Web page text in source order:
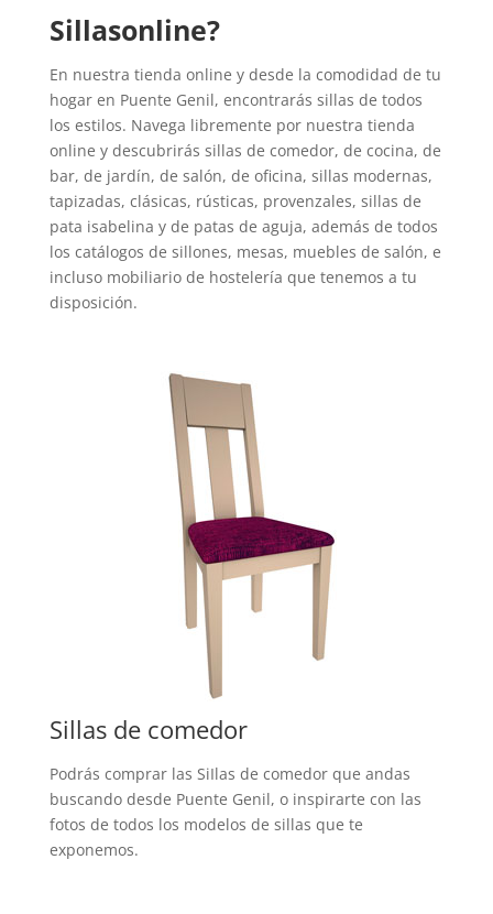
Sillasonline?
En nuestra tienda online y desde la comodidad de tu
hogar en Puente Genil, encontrarás sillas de todos
los estilos. Navega libremente por nuestra tienda
online y descubrirás sillas de comedor, de cocina, de
bar, de jardín, de salón, de oficina, sillas modernas,
tapizadas, clásicas, rústicas, provenzales, sillas de
pata isabelina y de patas de aguja, además de todos
los catálogos de sillones, mesas, muebles de salón, e
incluso mobiliario de hostelería que tenemos a tu
disposición.
Sillas de comedor
Podrás comprar las SiIlas de comedor que andas
buscando desde Puente Genil, o inspirarte con las
fotos de todos los modelos de sillas que te
exponemos.